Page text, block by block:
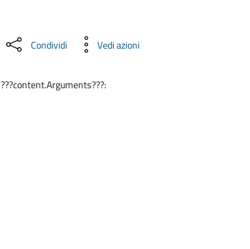
Condividi Vedi azioni
???content.Arguments???: